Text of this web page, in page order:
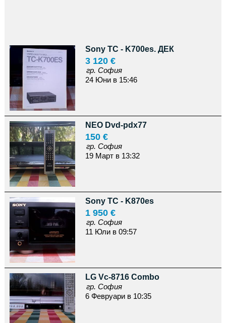
Sony TC - K700es. ДЕК
3 120 €
гр. София
24 Юни в 15:46
NEO Dvd-pdx77
150 €
гр. София
19 Март в 13:32
Sony TC - K870es
1 950 €
гр. София
11 Юли в 09:57
LG Vc-8716 Combo
гр. София
6 Февруари в 10:35